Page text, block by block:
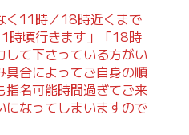
く11時／18時近くまで
時頃行きます」「18時
て下さっている方がい
具合によってご自身の順
名可能時間過ぎてご来
になってしまいますので